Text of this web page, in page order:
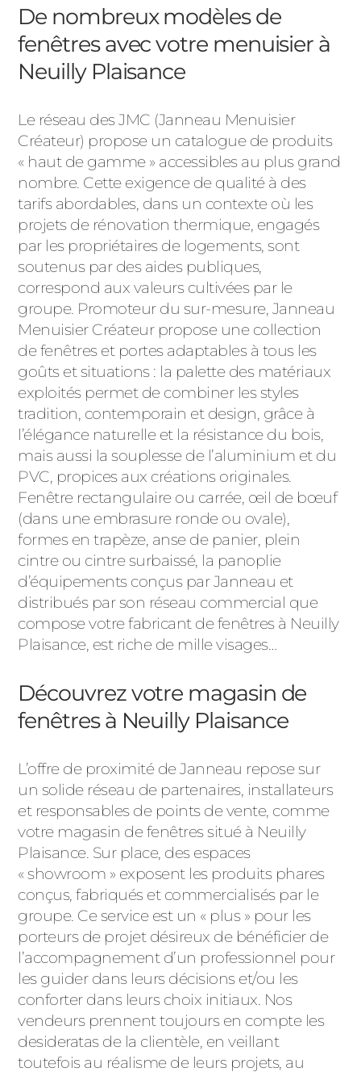
De nombreux modèles de
fenêtres avec votre menuisier à
Neuilly Plaisance
Le réseau des JMC (Janneau Menuisier
Créateur) propose un catalogue de produits
« haut de gamme » accessibles au plus grand
nombre. Cette exigence de qualité à des
tarifs abordables, dans un contexte où les
projets de rénovation thermique, engagés
par les propriétaires de logements, sont
soutenus par des aides publiques,
correspond aux valeurs cultivées par le
groupe. Promoteur du sur-mesure, Janneau
Menuisier Créateur propose une collection
de fenêtres et portes adaptables à tous les
goûts et situations : la palette des matériaux
exploités permet de combiner les styles
tradition, contemporain et design, grâce à
l’élégance naturelle et la résistance du bois,
mais aussi la souplesse de l’aluminium et du
PVC, propices aux créations originales.
Fenêtre rectangulaire ou carrée, œil de bœuf
(dans une embrasure ronde ou ovale),
formes en trapèze, anse de panier, plein
cintre ou cintre surbaissé, la panoplie
d’équipements conçus par Janneau et
distribués par son réseau commercial que
compose votre fabricant de fenêtres à Neuilly
Plaisance, est riche de mille visages…
Découvrez votre magasin de
fenêtres à Neuilly Plaisance
L’offre de proximité de Janneau repose sur
un solide réseau de partenaires, installateurs
et responsables de points de vente, comme
votre magasin de fenêtres situé à Neuilly
Plaisance. Sur place, des espaces
« showroom » exposent les produits phares
conçus, fabriqués et commercialisés par le
groupe. Ce service est un « plus » pour les
porteurs de projet désireux de bénéficier de
l’accompagnement d’un professionnel pour
les guider dans leurs décisions et/ou les
conforter dans leurs choix initiaux. Nos
vendeurs prennent toujours en compte les
desideratas de la clientèle, en veillant
toutefois au réalisme de leurs projets, au